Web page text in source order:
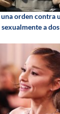
una orden
a